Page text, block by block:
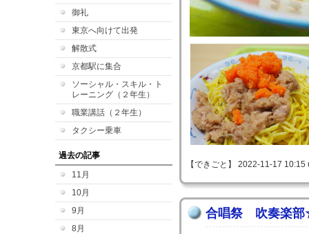
御礼
東京へ向けて出発
解散式
京都駅に集合
ソーシャル・スキル・ト
レーニング（２年生）
職業講話（２年生）
タクシー乗車
過去の記事
11月
10月
9月
8月
【できごと】 2022-11-17
合唱祭 吹奏楽